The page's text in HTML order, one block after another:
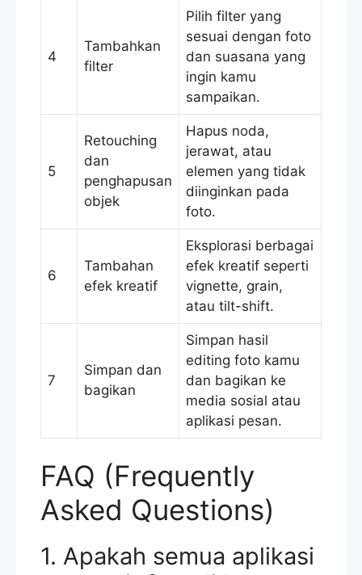
4
Tambahkan
filter
Pilih filter yang
sesuai dengan foto
dan suasana yang
ingin kamu
sampaikan.
5
Retouching
dan
penghapusan
objek
Hapus noda,
jerawat, atau
elemen yang tidak
diinginkan pada
foto.
6
Tambahan
efek kreatif
Eksplorasi berbagai
efek kreatif seperti
vignette, grain,
atau tilt-shift.
7
Simpan dan
bagikan
Simpan hasil
editing foto kamu
dan bagikan ke
media sosial atau
aplikasi pesan.
FAQ (Frequently
Asked Questions)
1. Apakah semua aplikasi